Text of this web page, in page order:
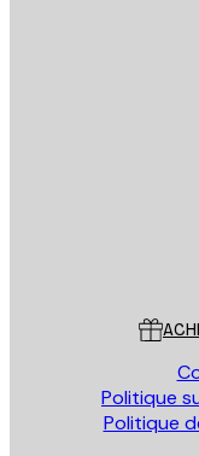
Politique
Politique